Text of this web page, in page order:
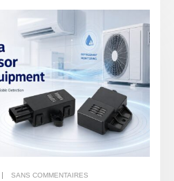
SANS COMMENTAIRES